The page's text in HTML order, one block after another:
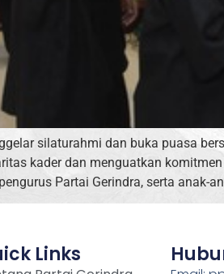
silaturahmi dan buka puasa
kader dan menguatkan
Partai Gerindra, serta anak-
Links